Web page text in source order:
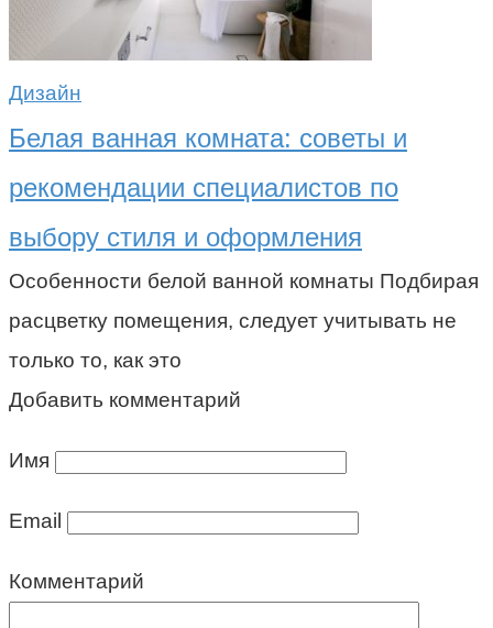
Дизайн
Белая ванная комната: советы и
рекомендации специалистов по
выбору стиля и оформления
Особенности белой ванной комнаты Подбирая
расцветку помещения, следует учитывать не
только то, как это
Добавить комментарий
Имя
Email
Комментарий